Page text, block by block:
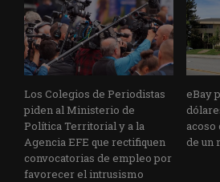
Los Colegios de Periodistas
piden al Ministerio de
Política Territorial y a la
Agencia EFE que rectifiquen
convocatorias de empleo por
favorecer el intrusismo
eBay
acoso
de un